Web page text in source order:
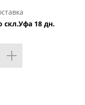
скл.Уфа 18 дн.